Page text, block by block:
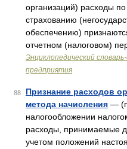
организаций) расходы
страхованию
обеспечению)
отчетном (налоговом)
Энциклопедический
предприятия
88
Признание расходов
метода начисления —
налогообложении
расходы, принимаемые
учетом положений